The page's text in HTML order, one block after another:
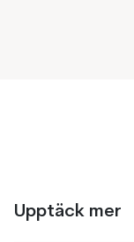
Upptäck mer